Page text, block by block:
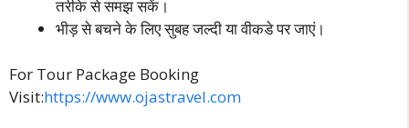
तरीके से समझ सकें।
भीड़ से बचने के लिए सुबह जल्दी या वीकडे पर जाएं।
For Tour Package Booking
Visit:https://www.ojastravel.com